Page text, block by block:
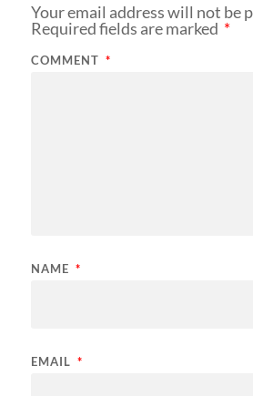
Your email address will not be
Required fields are marked *
COMMENT *
NAME *
EMAIL *